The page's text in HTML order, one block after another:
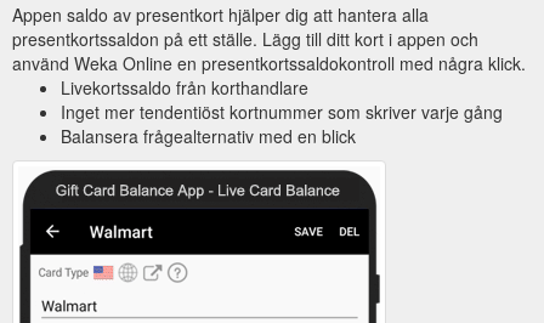
Appen saldo av presentkort hjälper dig att hantera alla
presentkortssaldon på ett ställe. Lägg till ditt kort i appen och
använd Weka Online en presentkortssaldokontroll med några klick.
Livekortssaldo från korthandlare
Inget mer tendentiöst kortnummer som skriver varje gång
Balansera frågealternativ med en blick